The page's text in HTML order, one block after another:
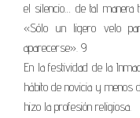
el silencio… de tal
«Sólo un ligero velo
aparecerse». 9
En la festividad de la
hábito de novicia y menos
hizo la profesión religiosa.